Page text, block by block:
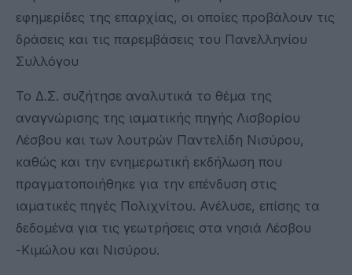
εφημερίδες της επαρχίας, οι οποίες προβάλουν τις
δράσεις και τις παρεμβάσεις του Πανελληνίου
Συλλόγου
Το Δ.Σ. συζήτησε αναλυτικά το θέμα της
αναγνώρισης της ιαματικής πηγής Λισβορίου
Λέσβου και των λουτρών Παντελίδη Νισύρου,
καθώς και την ενημερωτική εκδήλωση που
πραγματοποιήθηκε για την επένδυση στις
ιαματικές πηγές Πολιχνίτου. Ανέλυσε, επίσης τα
δεδομένα για τις γεωτρήσεις στα νησιά Λέσβου
-Κιμώλου και Νισύρου.